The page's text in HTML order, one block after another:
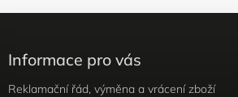
Informace pro vás
Reklamační řád, výměna a vrácení zboží